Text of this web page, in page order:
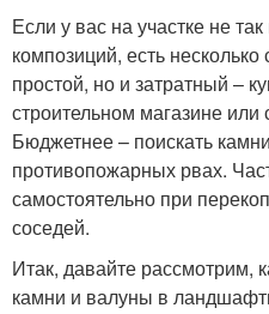
Если у вас на участке не
композиций, есть
простой, но и затратный –
строительном магазине
Бюджетнее – поискать
противопожарных рвах.
самостоятельно при
соседей.
Итак, давайте рассмотрим,
камни и валуны в